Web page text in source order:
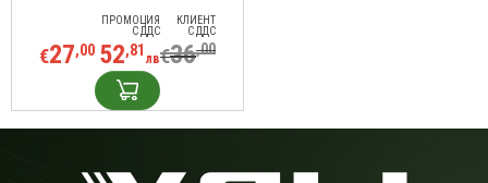
ПРОМОЦИЯ
С ДДС
€27,00 52,81 лв
КЛИЕНТ
С ДДС
€36,00